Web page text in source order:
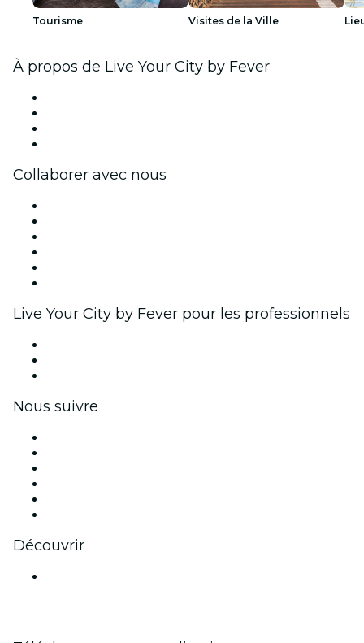
Tourisme Visites de la Ville
À propos de Live Your City by Fever
Collaborer avec nous
Live Your City by Fever pour les professionnels
Nous suivre
Découvrir